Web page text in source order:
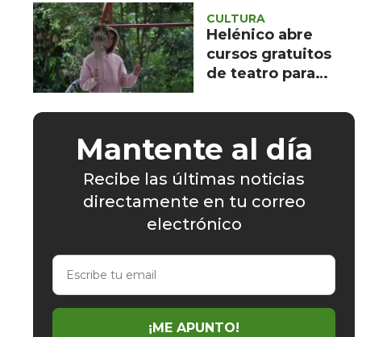
participación
femenina en el
deporte
CULTURA
Helénico abre
cursos gratuitos
de teatro para
verano
Mantente al día
Recibe las últimas noticias
directamente en tu correo
electrónico
Escribe
email
¡ME APUNTO!